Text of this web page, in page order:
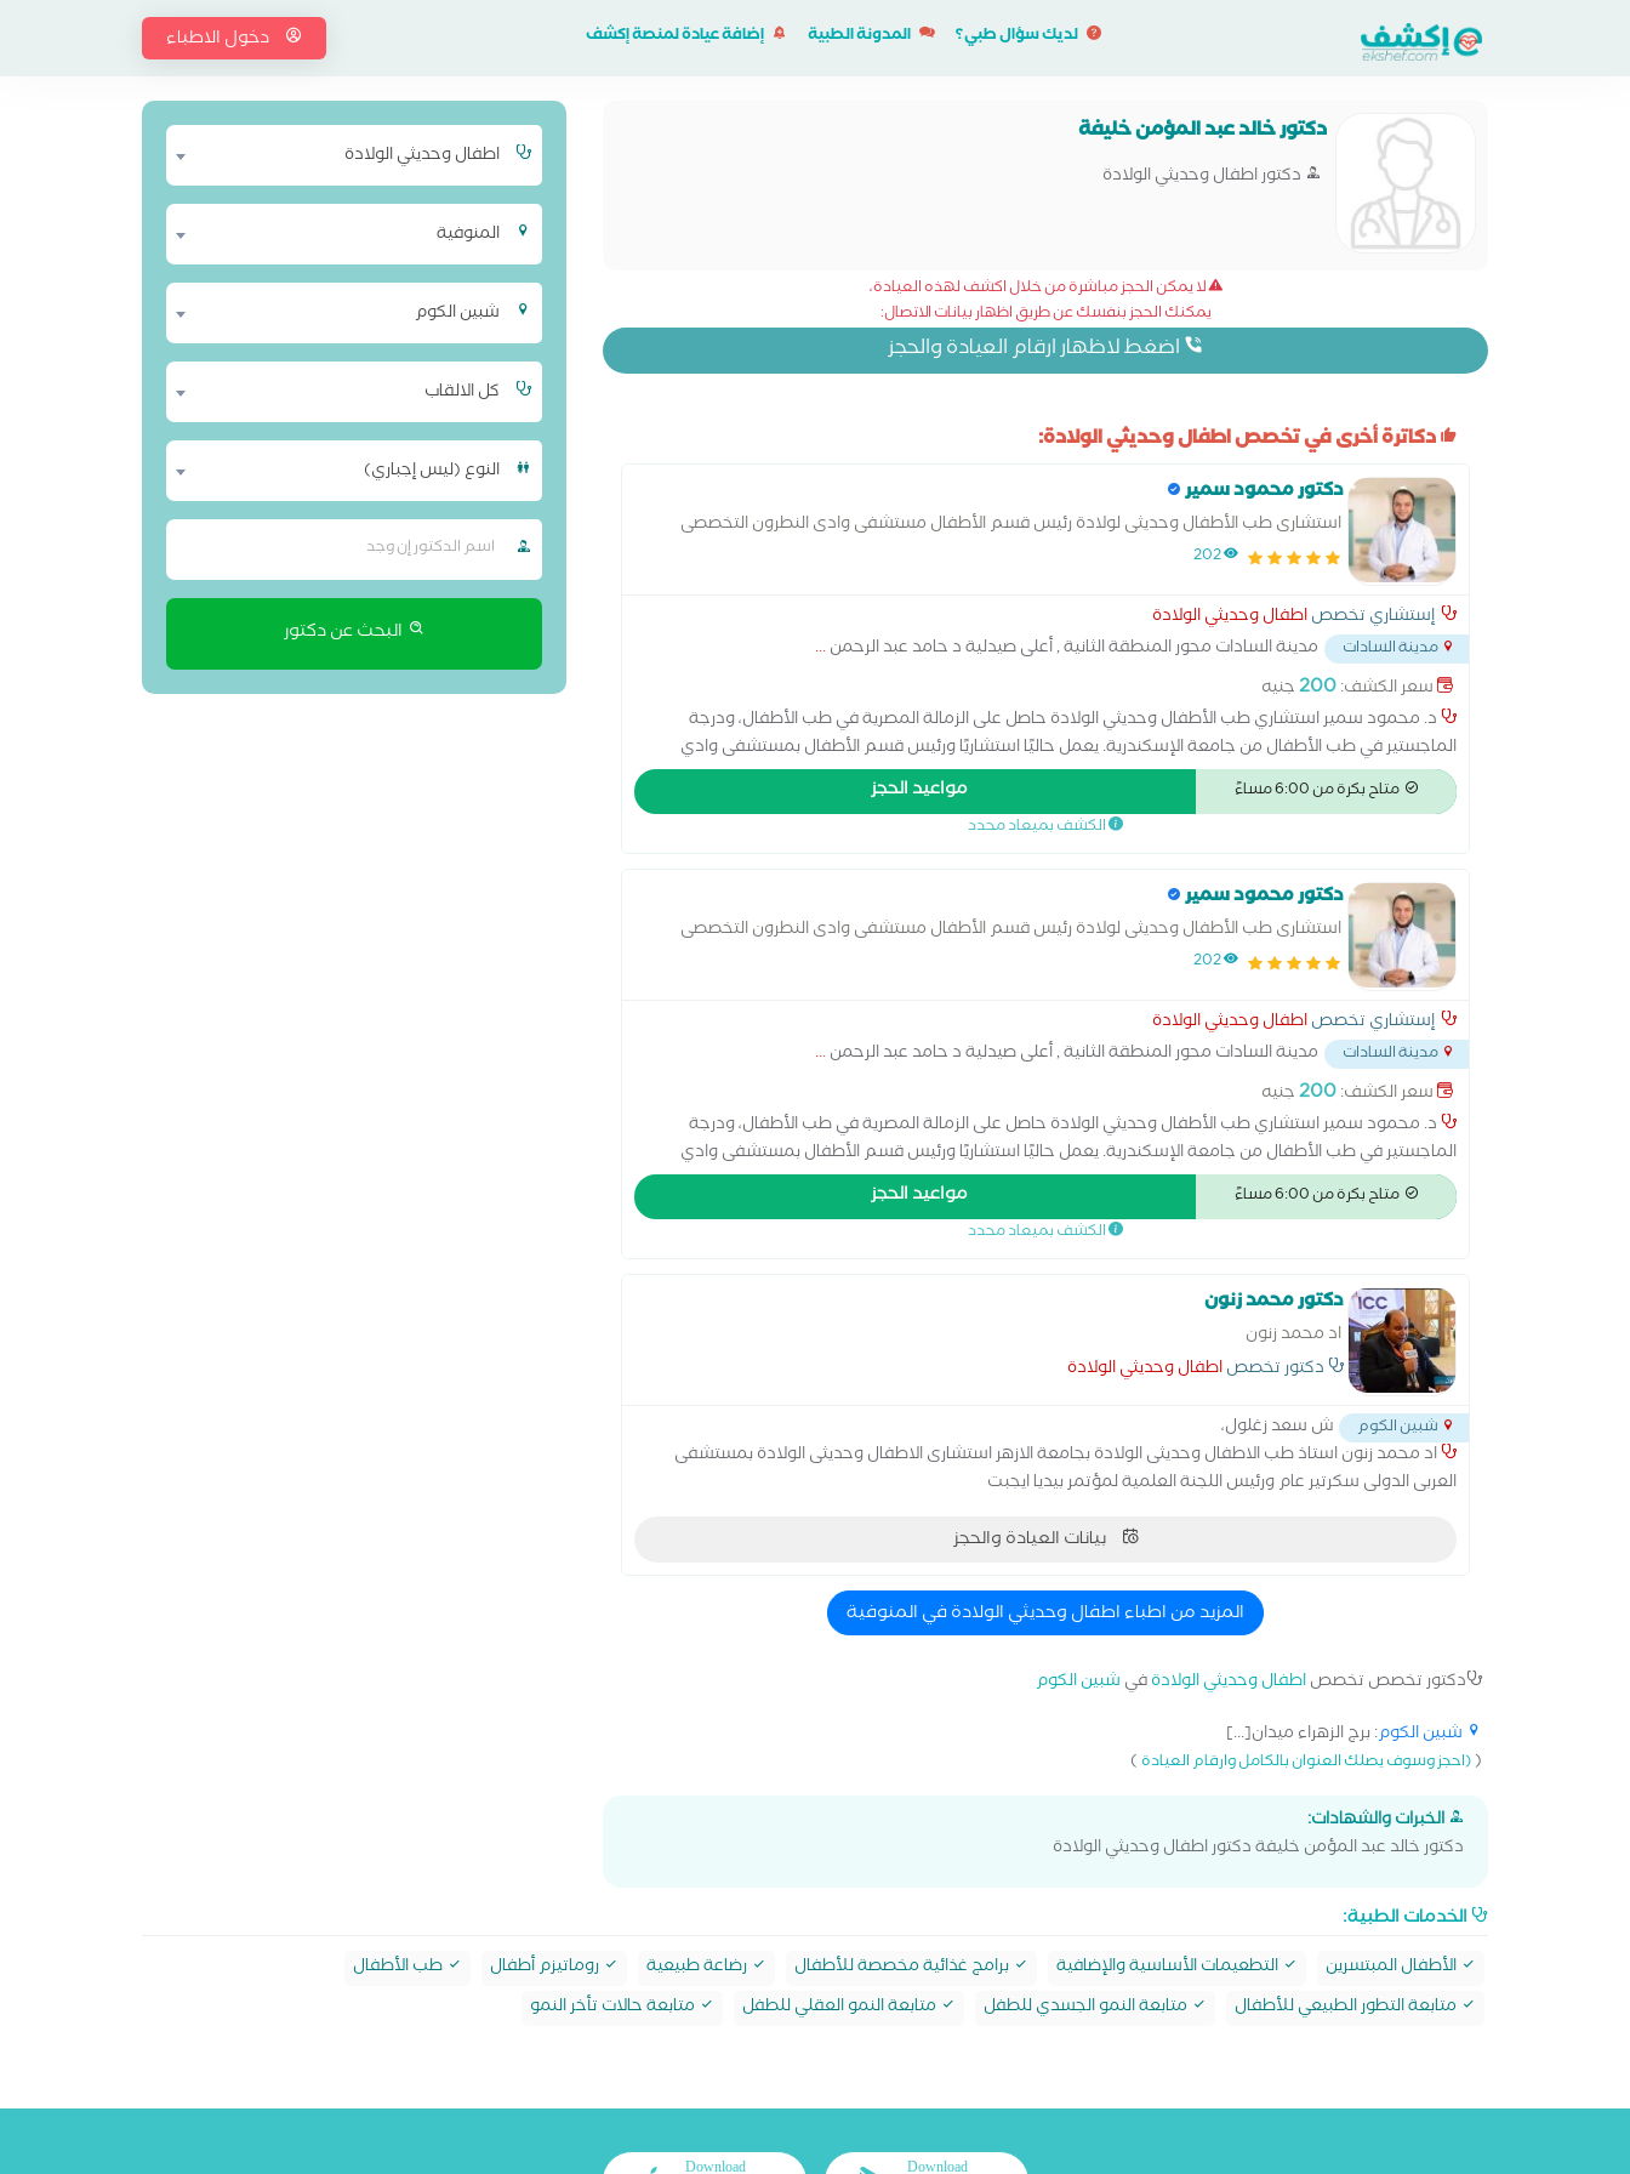
لديك سؤال طبي؟ المدونة الطبية إضافة عيادة لمنصة إكشف دخول الاطباء
دكتور خالد عبد المؤمن خليفة
دكتور اطفال وحديثي الولادة
لا يمكن الحجز مباشرة من خلال اكشف لهذه العيادة،
يمكنك الحجز بنفسك عن طريق اظهار بيانات الاتصال:
اضغط لاظهار ارقام العيادة والحجز
دكاترة أخرى في تخصص اطفال وحديثي الولادة:
دكتور محمود سمير
استشارى طب الأطفال وحديثى لولادة رئيس قسم الأطفال مستشفى وادى النطرون التخصصى
202
إستشاري تخصصاطفال وحديثي الولادة
مدينة السادات مدينة السادات محور المنطقة الثانية , أعلى صيدلية د حامد عبد الرحمن...
سعر الكشف:200جنيه
د. محمود سمير استشاري طب الأطفال وحديثي الولادة حاصل على الزمالة المصرية في طب الأطفال، ودرجة
الماجستير في طب الأطفال من جامعة الإسكندرية. يعمل حاليًا استشاريًا ورئيس قسم الأطفال بمستشفى وادي
النطرون التخصصي، مع خبرة إكلينيكية ممتدة في عدد من المستشفيات الجامعية والحكومية والخاصة، من بينها:
مستشفى الأطفال الجامعي بالشاطبي – الإسكندرية، مستشفى شبين الكوم التعليمي، مستشفى أطفال الرمل،
مستشفى حميات شبين الكوم، مستشفى السادات التخصصي، ومستشفى عقبة بن نافع التخصصي. يمتلك خبرة
والتغذية والمناعة للأطفال.
متاح بكرة من 6:00 مساءً مواعيد الحجز
الكشف بميعاد محدد
دكتور محمود سمير
استشارى طب الأطفال وحديثى لولادة رئيس قسم الأطفال مستشفى وادى النطرون التخصصى
202
إستشاري تخصصاطفال وحديثي الولادة
مدينة السادات مدينة السادات محور المنطقة الثانية , أعلى صيدلية د حامد عبد الرحمن...
سعر الكشف:200جنيه
د. محمود سمير استشاري طب الأطفال وحديثي الولادة حاصل على الزمالة المصرية في طب الأطفال، ودرجة
الماجستير في طب الأطفال من جامعة الإسكندرية. يعمل حاليًا استشاريًا ورئيس قسم الأطفال بمستشفى وادي
النطرون التخصصي، مع خبرة إكلينيكية ممتدة في عدد من المستشفيات الجامعية والحكومية والخاصة، من بينها:
مستشفى الأطفال الجامعي بالشاطبي – الإسكندرية، مستشفى شبين الكوم التعليمي، مستشفى أطفال الرمل،
مستشفى حميات شبين الكوم، مستشفى السادات التخصصي، ومستشفى عقبة بن نافع التخصصي. يمتلك خبرة
والتغذية والمناعة للأطفال.
متاح بكرة من 6:00 مساءً مواعيد الحجز
الكشف بميعاد محدد
دكتور محمد زنون
اد محمد زنون
دكتور تخصصاطفال وحديثي الولادة
شبين الكوم
ش سعد زغلول،
اد محمد زنون استاذ طب الاطفال وحديثى الولادة بجامعة الازهر استشارى الاطفال وحديثى الولادة بمستشفى
العربى الدولى سكرتير عام ورئيس اللجنة العلمية لمؤتمر بيديا ايجبت
بيانات العيادة والحجز
المزيد من اطباء اطفال وحديثي الولادة في المنوفية
دكتور تخصص تخصصاطفال وحديثي الولادةفي شبين الكوم
شبين الكوم: برج الزهراء ميدان[...]
((احجز وسوف يصلك العنوان بالكامل وارقام العيادة)
الخبرات والشهادات:
دكتور خالد عبد المؤمن خليفة دكتور اطفال وحديثي الولادة
اطفال وحديثي الولادة
المنوفية
شبين الكوم
كل الالقاب
النوع (ليس إجباري)
البحث عن دكتور
الخدمات الطبية:
الأطفال المبتسرين التطعيمات الأساسية والإضافية برامج غذائية مخصصة للأطفال رضاعة طبيعية روماتيزم أطفال
طب الأطفال
متابعة التطور الطبيعي للأطفال
متابعة النمو الجسدي للطفل متابعة النمو العقلي للطفل متابعة حالات تأخر النمو
Download
Download